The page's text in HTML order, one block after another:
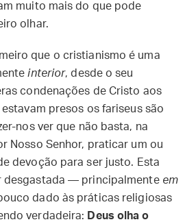
muito mais do que pode
olhar.
que o cristianismo é uma
interior, desde o seu
condenações de Cristo aos
estavam presos os fariseus são
nos ver que não basta, na
Nosso Senhor, praticar um ou
devoção para ser justo. Esta
desgastada — principalmente em
dado às práticas religiosas
verdadeira: Deus olha o